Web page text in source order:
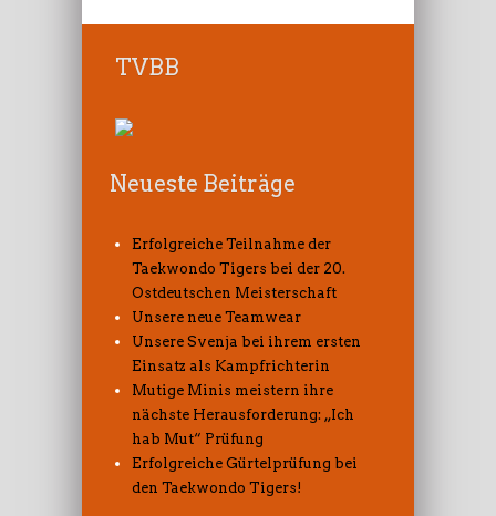
TVBB
Neueste Beiträge
Erfolgreiche Teilnahme der
Taekwondo Tigers bei der 20.
Ostdeutschen Meisterschaft
Unsere neue Teamwear
Unsere Svenja bei ihrem ersten
Einsatz als Kampfrichterin
Mutige Minis meistern ihre
nächste Herausforderung: „Ich
hab Mut“ Prüfung
Erfolgreiche Gürtelprüfung bei
den Taekwondo Tigers!